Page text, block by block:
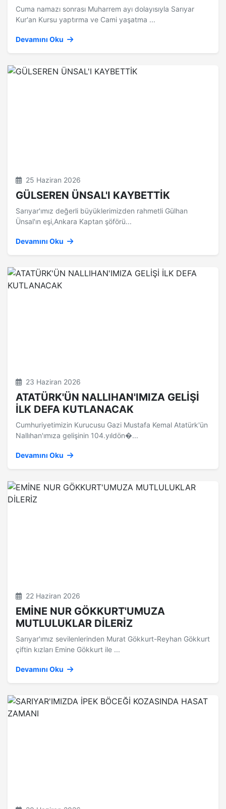
Cuma namazı sonrası Muharrem ayı dolayısıyla Sarıyar
Kur'an Kursu yaptırma ve Cami yaşatma ...
Devamını Oku
25 Haziran 2026
GÜLSEREN ÜNSAL'I KAYBETTİK
Sarıyar'ımız değerli büyüklerimizden rahmetli Gülhan
Ünsal'ın eşi,Ankara Kaptan şöförü...
Devamını Oku
23 Haziran 2026
ATATÜRK'ÜN NALLIHAN'IMIZA GELİŞİ
İLK DEFA KUTLANACAK
Cumhuriyetimizin Kurucusu Gazi Mustafa Kemal Atatürk'ün
Nallıhan'ımıza gelişinin 104.yıldön�...
Devamını Oku
22 Haziran 2026
EMİNE NUR GÖKKURT'UMUZA
MUTLULUKLAR DİLERİZ
Sarıyar'ımız sevilenlerinden Murat Gökkurt-Reyhan Gökkurt
çiftin kızları Emine Gökkurt ile ...
Devamını Oku